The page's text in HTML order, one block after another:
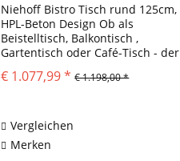
Niehoff Bistro Tisch rund 125cm,
HPL-Beton Design Ob als
Beistelltisch, Balkontisch ,
Gartentisch oder Café-Tisch - der
Niehoff Bistro Tisch rund 125cm,
HPL ist allzeit eine gute Wahl. Der
€ 1.077,99 * € 1.198,00 *
Vergleichen
Merken